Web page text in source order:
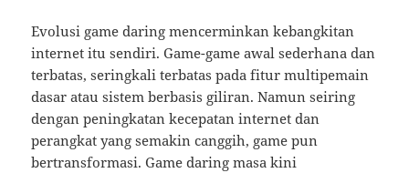
Evolusi game daring mencerminkan kebangkitan
internet itu sendiri. Game-game awal sederhana dan
terbatas, seringkali terbatas pada fitur multipemain
dasar atau sistem berbasis giliran. Namun seiring
dengan peningkatan kecepatan internet dan
perangkat yang semakin canggih, game pun
bertransformasi. Game daring masa kini